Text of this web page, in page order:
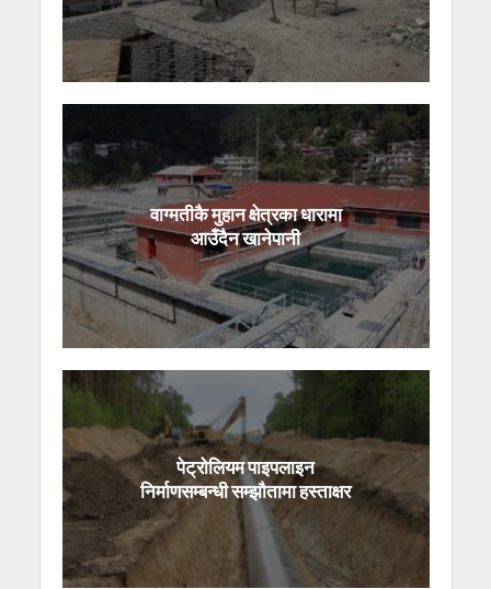
वाग्मतीकै मुहान क्षेत्रका धारामा
आउँदैन खानेपानी
पेट्रोलियम पाइपलाइन
निर्माणसम्बन्धी सम्झौतामा हस्ताक्षर